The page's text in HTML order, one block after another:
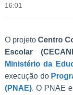
16:01
O projeto Centro
Escolar
Ministério da
execução do
(PNAE). O PNAE